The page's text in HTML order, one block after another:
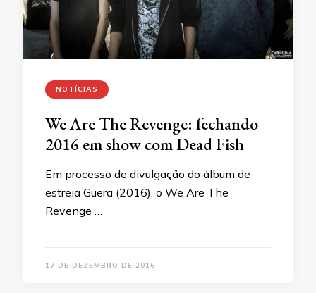
NOTÍCIAS
We Are The Revenge: fechando
2016 em show com Dead Fish
Em processo de divulgação do álbum de
estreia Guera (2016), o We Are The
Revenge …
17 DE DEZEMBRO DE 2016